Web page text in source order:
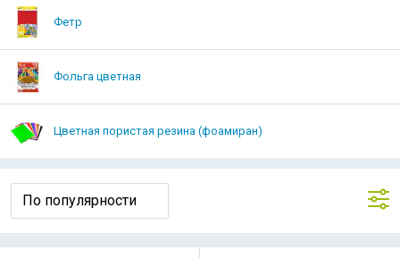
Фетр
Фольга цветная
Цветная пористая резина (фоамиран)